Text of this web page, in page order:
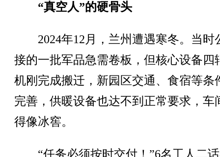
“真空人”的硬骨头
2024年12月，兰州遭遇寒冬。当时
接的一批军品急需卷板，但核心设备四
机刚完成搬迁，新园区交通、食宿等条
完善，供暖设备也达不到正常要求，车
得像冰窖。
“任务必须按时交付！”6名工人二